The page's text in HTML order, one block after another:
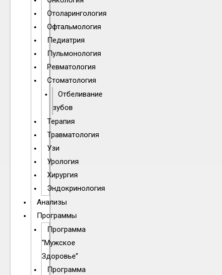
Отоларингология
Офтальмология
Педиатрия
Пульмонология
Ревматология
Стоматология
Отбеливание
зубов
Терапия
Травматология
Узи
Урология
Хирургия
Эндокринология
Анализы
Программы
Программа
“Мужское
Здоровье”
Программа